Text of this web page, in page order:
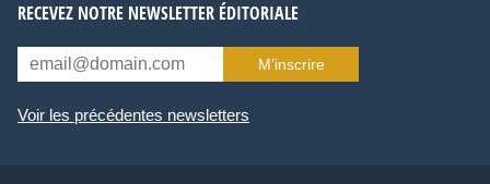
RECEVEZ NOTRE NEWSLETTER ÉDITORIALE
M’inscrire
Voir les précédentes newsletters